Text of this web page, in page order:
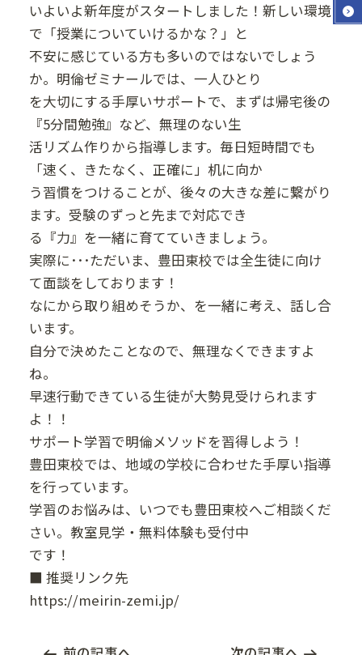
いよいよ新年度がスタートしました！新しい環境
で「授業についていけるかな？」と
不安に感じている方も多いのではないでしょう
か。明倫ゼミナールでは、一人ひとり
を大切にする手厚いサポートで、まずは帰宅後の
『5分間勉強』など、無理のない生
活リズム作りから指導します。毎日短時間でも
「速く、きたなく、正確に」机に向か
う習慣をつけることが、後々の大きな差に繋がり
ます。受験のずっと先まで対応でき
る『力』を一緒に育てていきましょう。
実際に･･･ただいま、豊田東校では全生徒に向け
て面談をしております！
なにから取り組めそうか、を一緒に考え、話し合
います。
自分で決めたことなので、無理なくできますよ
ね。
早速行動できている生徒が大勢見受けられます
よ！！
サポート学習で明倫メソッドを習得しよう！
豊田東校では、地域の学校に合わせた手厚い指導
を行っています。
学習のお悩みは、いつでも豊田東校へご相談くだ
さい。教室見学・無料体験も受付中
です！
■ 推奨リンク先
https://meirin-zemi.jp/